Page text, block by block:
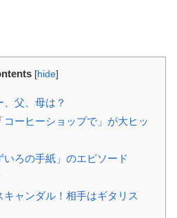
[hide]
父、母は？
ーヒーショップで」が大ヒッ
ろの手紙」のエピソード
ャンダル！相手はギタリス